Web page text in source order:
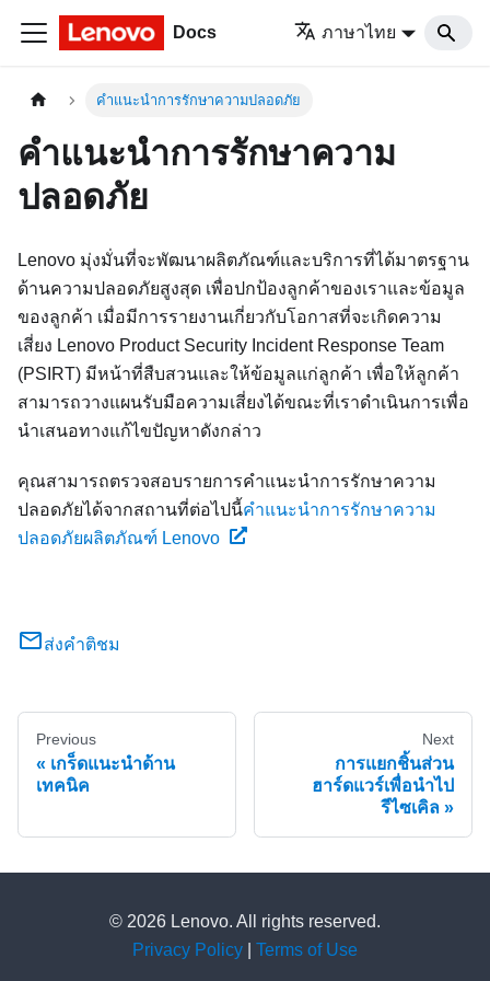
Docs ภาษาไทย
คำแนะนำการรักษาความปลอดภัย
คำแนะนำการรักษาความ
ปลอดภัย
Lenovo มุ่งมั่นที่จะพัฒนาผลิตภัณฑ์และบริการที่ได้มาตรฐาน
ด้านความปลอดภัยสูงสุด เพื่อปกป้องลูกค้าของเราและข้อมูล
ของลูกค้า เมื่อมีการรายงานเกี่ยวกับโอกาสที่จะเกิดความ
เสี่ยง Lenovo Product Security Incident Response Team
(PSIRT) มีหน้าที่สืบสวนและให้ข้อมูลแก่ลูกค้า เพื่อให้ลูกค้า
สามารถวางแผนรับมือความเสี่ยงได้ขณะที่เราดำเนินการเพื่อ
นำเสนอทางแก้ไขปัญหาดังกล่าว
คุณสามารถตรวจสอบรายการคำแนะนำการรักษาความ
ปลอดภัยได้จากสถานที่ต่อไปนี้คำแนะนำการรักษาความ
ปลอดภัยผลิตภัณฑ์ Lenovo
ส่งคำติชม
Previous
เกร็ดแนะนำด้าน
เทคนิค
Next
การแยกชิ้นส่วน
ฮาร์ดแวร์เพื่อนำไป
รีไซเคิล
© 2026 Lenovo. All rights reserved.
Privacy Policy
Terms of Use